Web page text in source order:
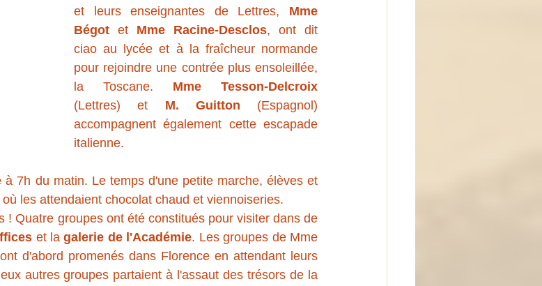
et leurs enseignantes de Lettres, Mme
Bégot et Mme Racine-Desclos, ont dit
ciao au lycée et à la fraîcheur normande
pour rejoindre une contrée plus ensoleillée,
la Toscane. Mme Tesson-Delcroix
(Lettres) et M. Guitton (Espagnol)
accompagnent également cette escapade
italienne.
à 7h du matin. Le temps d'une petite marche, élèves et
les attendaient chocolat chaud et viennoiseries.
! Quatre groupes ont été constitués pour visiter dans de
et la galerie de l'Académie. Les groupes de Mme
d'abord promenés dans Florence en attendant leurs
autres groupes partaient à l'assaut des trésors de la